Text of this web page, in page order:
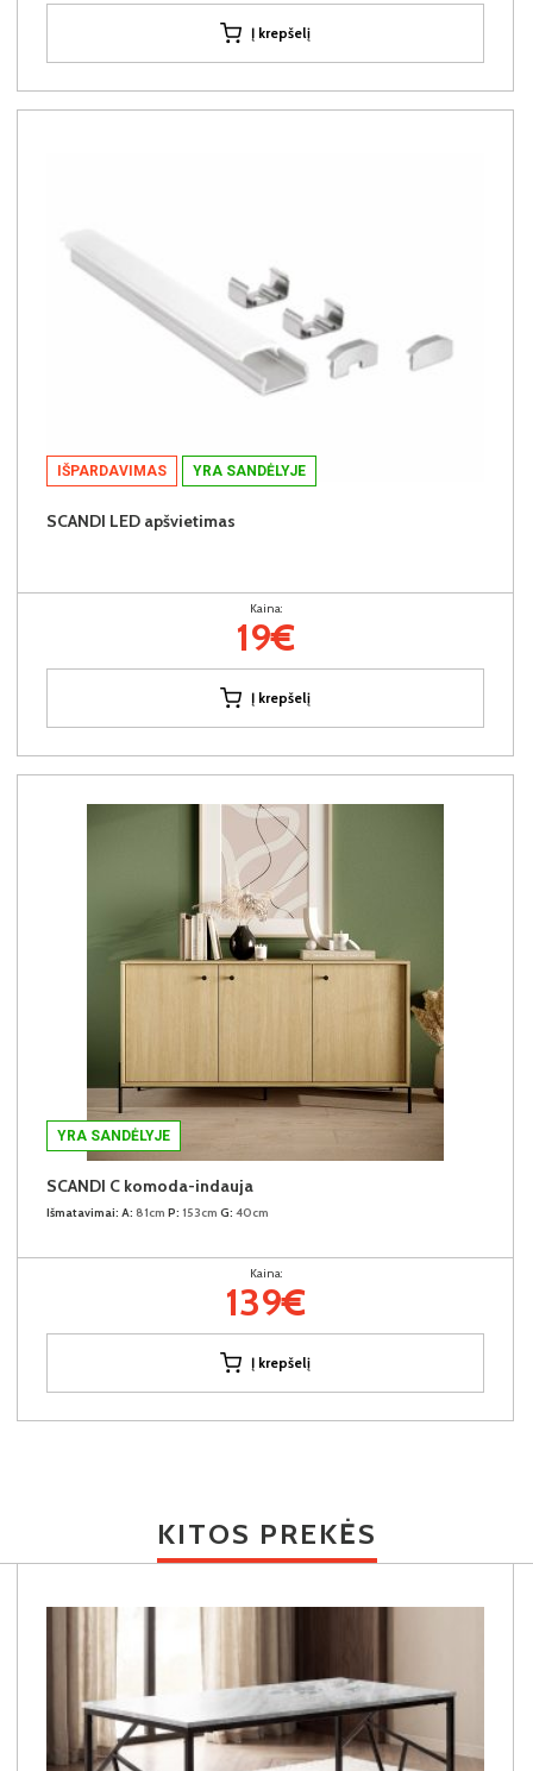
Į krepšelį
IŠPARDAVIMAS YRA SANDĖLYJE
SCANDI LED apšvietimas
Kaina:
19€
Į krepšelį
YRA SANDĖLYJE
SCANDI C komoda-indauja
Išmatavimai: A: 81cm P: 153cm G: 40cm
Kaina:
139€
Į krepšelį
KITOS PREKĖS